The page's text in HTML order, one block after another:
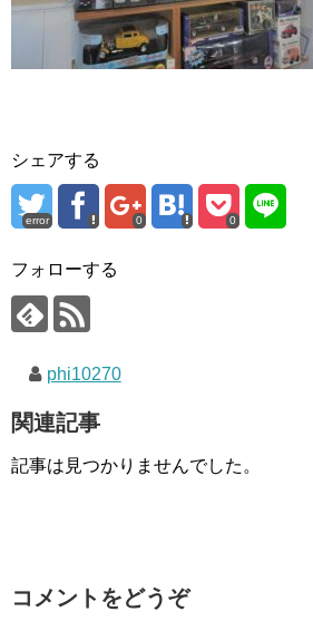
シェアする
error 0 0
フォローする
phi10270
関連記事
記事は見つかりませんでした。
コメントをどうぞ